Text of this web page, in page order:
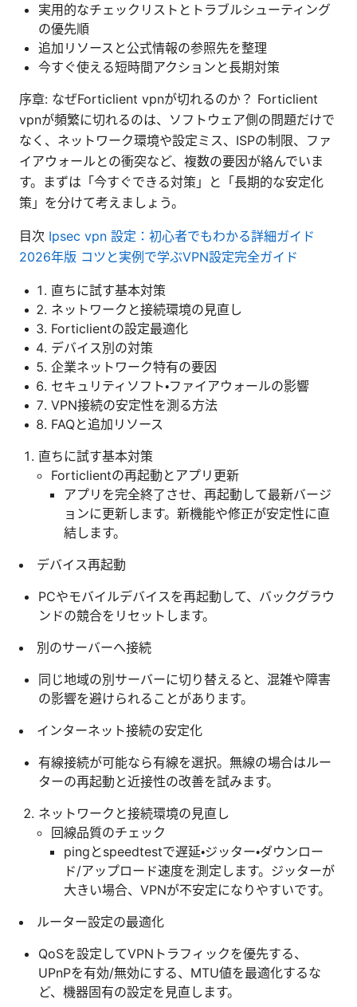
実用的なチェックリストとトラブルシューティング
の優先順
追加リソースと公式情報の参照先を整理
今すぐ使える短時間アクションと長期対策
序章: なぜForticlient vpnが切れるのか？ Forticlient
vpnが頻繁に切れるのは、ソフトウェア側の問題だけで
なく、ネットワーク環境や設定ミス、ISPの制限、ファ
イアウォールとの衝突など、複数の要因が絡んでいま
す。まずは「今すぐできる対策」と「長期的な安定化
策」を分けて考えましょう。
目次 Ipsec vpn 設定：初心者でもわかる詳細ガイド
2026年版 コツと実例で学ぶVPN設定完全ガイド
直ちに試す基本対策
ネットワークと接続環境の見直し
Forticlientの設定最適化
デバイス別の対策
企業ネットワーク特有の要因
セキュリティソフト・ファイアウォールの影響
VPN接続の安定性を測る方法
FAQと追加リソース
直ちに試す基本対策
Forticlientの再起動とアプリ更新
アプリを完全終了させ、再起動して最新バージ
ョンに更新します。新機能や修正が安定性に直
結します。
デバイス再起動
PCやモバイルデバイスを再起動して、バックグラウ
ンドの競合をリセットします。
別のサーバーへ接続
同じ地域の別サーバーに切り替えると、混雑や障害
の影響を避けられることがあります。
インターネット接続の安定化
有線接続が可能なら有線を選択。無線の場合はルー
ターの再起動と近接性の改善を試みます。
ネットワークと接続環境の見直し
回線品質のチェック
pingとspeedtestで遅延・ジッター・ダウンロー
ド/アップロード速度を測定します。ジッターが
大きい場合、VPNが不安定になりやすいです。
ルーター設定の最適化
QoSを設定してVPNトラフィックを優先する、
UPnPを有効/無効にする、MTU値を最適化するな
ど、機器固有の設定を見直します。